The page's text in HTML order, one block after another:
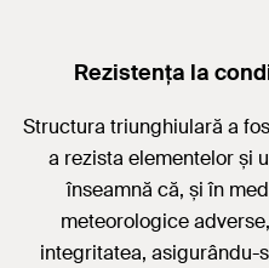
Rezistența la
Structura triunghiulară a
a rezista elementelor și
înseamnă că, și în
meteorologice
integritatea, asigurându-